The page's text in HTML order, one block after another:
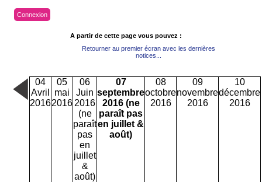
Connexion
A partir de cette page vous pouvez :
Retourner au premier écran avec les dernières
notices...
04
Avril
2016
05
mai
2016
06
Juin
2016
(ne
paraît
pas
en
juillet
&
août)
07
septembre
2016 (ne
paraît pas
en juillet &
août)
08
octobre
2016
09
novembre
2016
10
décembre
2016